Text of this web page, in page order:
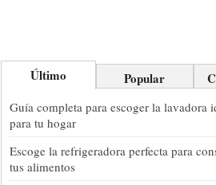
Último Popular
Guía completa para escoger la lavadora
para tu hogar
Escoge la refrigeradora perfecta para
tus alimentos